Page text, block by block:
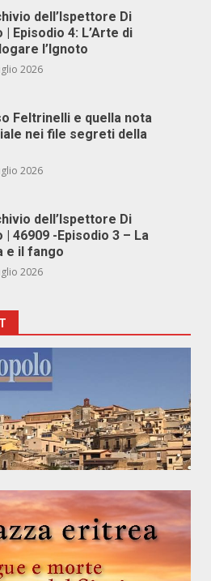
dell’Ispettore Di
| Episodio 4: L’Arte di
l’Ignoto
2026
Feltrinelli e quella nota
nei file segreti della
2026
dell’Ispettore Di
| 46909 -Episodio 3 – La
e il fango
2026